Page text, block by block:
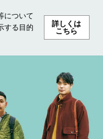
について
する目的
詳しくは
こちら
ファッション ビューテ